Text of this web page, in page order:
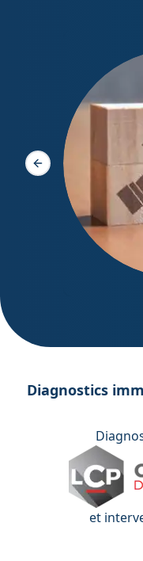
Slide précédente
Diagnostics
et